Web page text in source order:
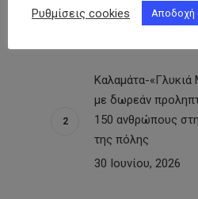
για τον σακχαρώδη
Καλαμάτα-«Γλυκιά
με δωρεάν
150 ανθρώπους
της πόλης
30 Ιουνίου, 2026
Ρυθμίσεις cookies Αποδοχή